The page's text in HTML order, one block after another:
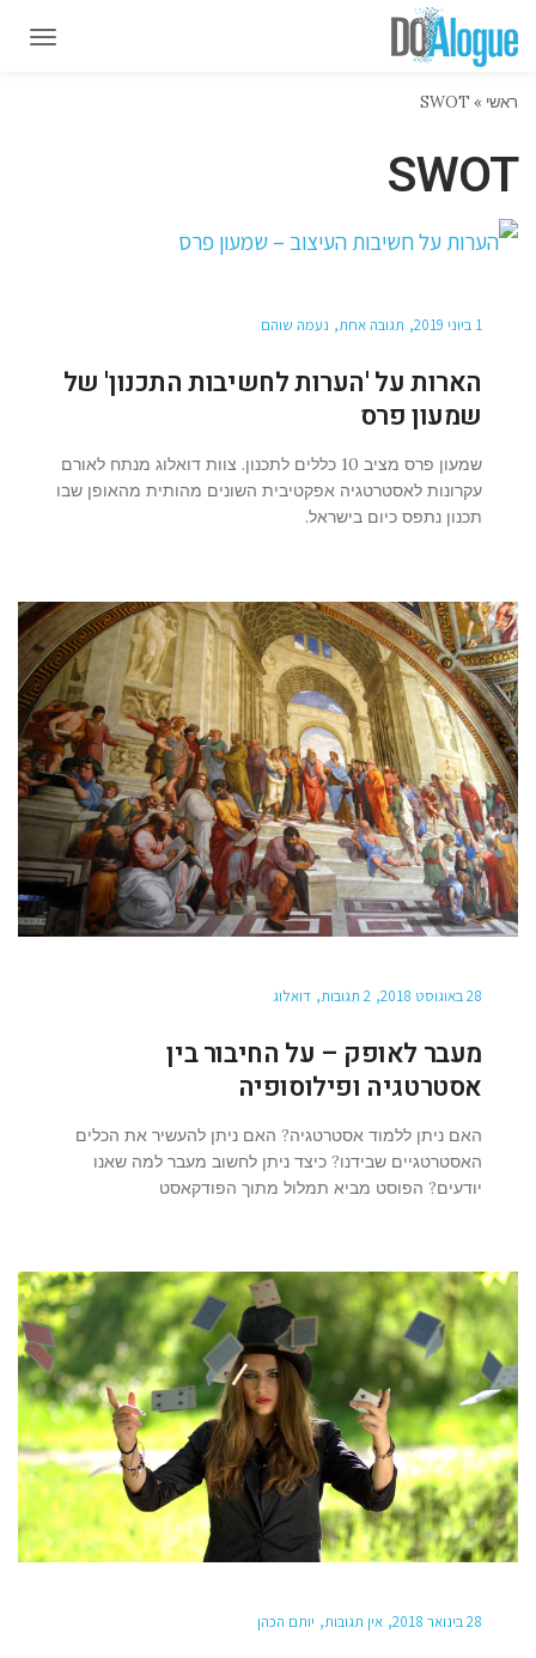
ראשי »
SWOT
SWOT
1 ביוני 2019 תגובה אחת נעמה שוהם
הארות על 'הערות לחשיבות התכנון' של
שמעון פרס
שמעון פרס מציב 10 כללים לתכנון. צוות דואלוג מנתח לאורם
עקרונות לאסטרטגיה אפקטיבית השונים מהותית מהאופן שבו
תכנון נתפס כיום בישראל.
28 באוגוסט 2018 2 תגובות דואלוג
מעבר לאופק – על החיבור בין
אסטרטגיה ופילוסופיה
האם ניתן ללמוד אסטרטגיה? האם ניתן להעשיר את הכלים
האסטרטגיים שבידנו? כיצד ניתן לחשוב מעבר למה שאנו
יודעים? הפוסט מביא תמלול מתוך הפודקאסט
28 בינואר 2018 אין תגובות יותם הכהן